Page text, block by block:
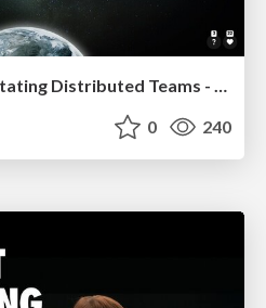
Agile Actions for Facilitating Distributed Teams - ADO2019
0 240